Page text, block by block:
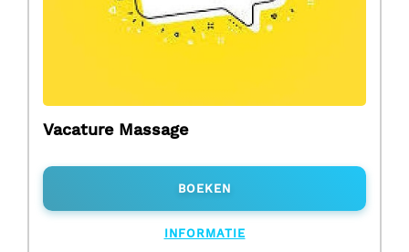
Vacature Massage
BOEKEN
INFORMATIE